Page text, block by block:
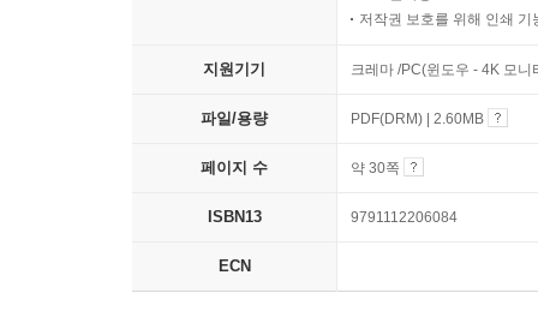
저작권 보호를 위해 인쇄 기
지원기기 크레마 /PC(윈도우 - 4K 모
파일/용량 PDF(DRM) | 2.60MB
페이지 수 약 30쪽
ISBN13 9791112206084
ECN